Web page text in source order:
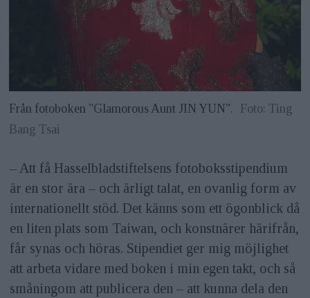
Från fotoboken "Glamorous Aunt JIN YUN".
Foto: Ting
Bang Tsai
– Att få Hasselbladstiftelsens fotoboksstipendium
är en stor ära – och ärligt talat, en ovanlig form av
internationellt stöd. Det känns som ett ögonblick då
en liten plats som Taiwan, och konstnärer härifrån,
får synas och höras. Stipendiet ger mig möjlighet
att arbeta vidare med boken i min egen takt, och så
småningom att publicera den – att kunna dela den